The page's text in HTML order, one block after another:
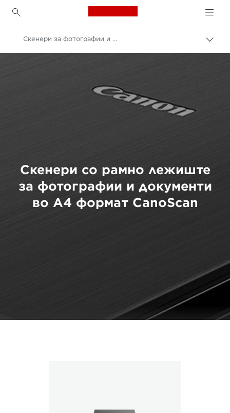
Canon Logo, back to
Скенери за фотографии и документи во А4-формат со рамно лежиште CanoScan
Скенери со рамно лежиште
за фотографии и документи
во A4 формат CanoScan